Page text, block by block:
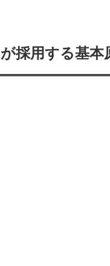
採用する基本